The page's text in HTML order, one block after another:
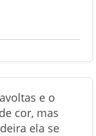
e o
cor, mas
ela se